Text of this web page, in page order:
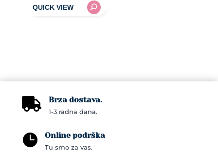
through
product
the
 Brza dostava.
1-3 radna dana.
 Online podrška
Tu smo za vas.